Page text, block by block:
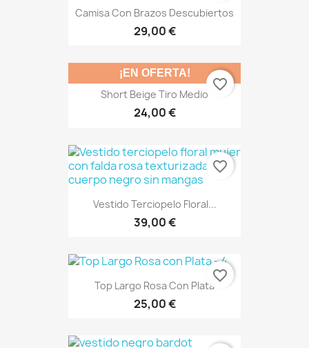
Camisa Con Brazos Descubiertos
29,00 €
Short Beige Tiro Medio
24,00 €
¡EN OFERTA!
favorite_border
Vestido Terciopelo Floral...
39,00 €
favorite_border
Top Largo Rosa Con Plata
25,00 €
favorite_border